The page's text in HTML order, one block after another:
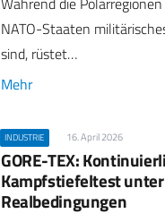
NATO-Staaten
sind, rüstet…
Mehr
INDUSTRIE 16. April 2026
GORE-TEX:
Kampfstiefeltest unter
Realbedingungen